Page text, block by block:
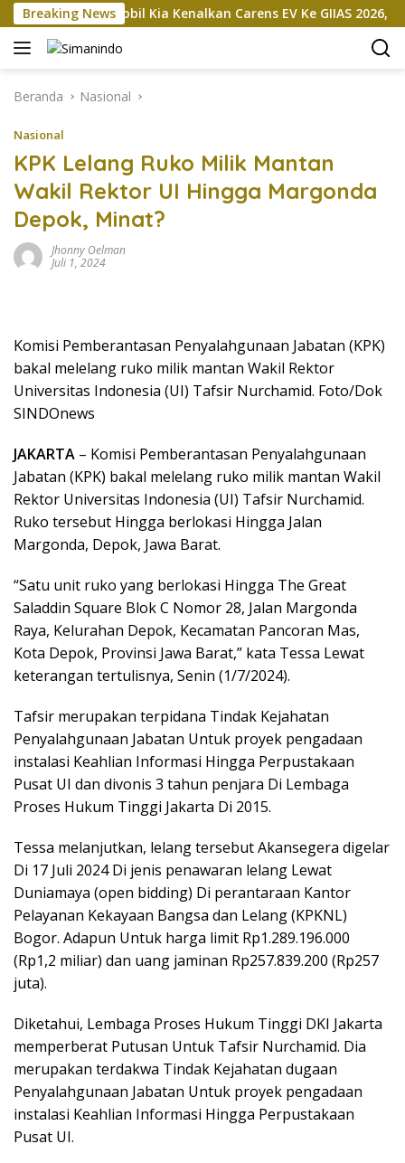
Langsung
ke
konten
Breaking NewsMobil Kia Kenalkan Carens EV Ke GIIAS 2026, Bakal
Beranda Nasional
Nasional
KPK Lelang Ruko Milik Mantan
Wakil Rektor UI Hingga Margonda
Depok, Minat?
Jhonny Oelman
Juli 1, 2024
Komisi Pemberantasan Penyalahgunaan Jabatan (KPK)
bakal melelang ruko milik mantan Wakil Rektor
Universitas Indonesia (UI) Tafsir Nurchamid. Foto/Dok
SINDOnews
JAKARTA – Komisi Pemberantasan Penyalahgunaan
Jabatan (KPK) bakal melelang ruko milik mantan Wakil
Rektor Universitas Indonesia (UI) Tafsir Nurchamid.
Ruko tersebut Hingga berlokasi Hingga Jalan
Margonda, Depok, Jawa Barat.
“Satu unit ruko yang berlokasi Hingga The Great
Saladdin Square Blok C Nomor 28, Jalan Margonda
Raya, Kelurahan Depok, Kecamatan Pancoran Mas,
Kota Depok, Provinsi Jawa Barat,” kata Tessa Lewat
keterangan tertulisnya, Senin (1/7/2024).
Tafsir merupakan terpidana Tindak Kejahatan
Penyalahgunaan Jabatan Untuk proyek pengadaan
instalasi Keahlian Informasi Hingga Perpustakaan
Pusat UI dan divonis 3 tahun penjara Di Lembaga
Proses Hukum Tinggi Jakarta Di 2015.
Tessa melanjutkan, lelang tersebut Akansegera digelar
Di 17 Juli 2024 Di jenis penawaran lelang Lewat
Duniamaya (open bidding) Di perantaraan Kantor
Pelayanan Kekayaan Bangsa dan Lelang (KPKNL)
Bogor. Adapun Untuk harga limit Rp1.289.196.000
(Rp1,2 miliar) dan uang jaminan Rp257.839.200 (Rp257
juta).
Diketahui, Lembaga Proses Hukum Tinggi DKI Jakarta
memperberat Putusan Untuk Tafsir Nurchamid. Dia
merupakan terdakwa Tindak Kejahatan dugaan
Penyalahgunaan Jabatan Untuk proyek pengadaan
instalasi Keahlian Informasi Hingga Perpustakaan
Pusat UI.